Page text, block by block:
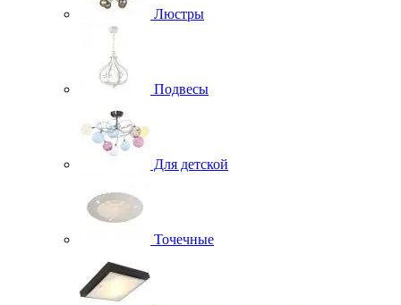
Люстры
Подвесы
Для детской
Точечные